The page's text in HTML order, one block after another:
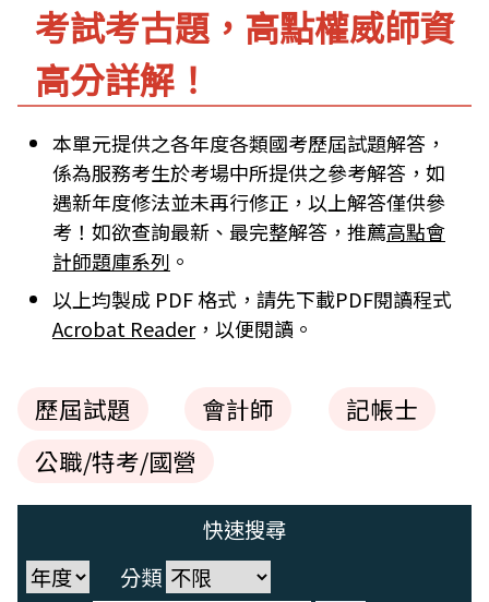
考試考古題，高點權威師資
高分詳解！
本單元提供之各年度各類國考歷屆試題解答，
係為服務考生於考場中所提供之參考解答，如
遇新年度修法並未再行修正，以上解答僅供參
考！如欲查詢最新、最完整解答，推薦高點會
計師題庫系列 。
以上均製成 PDF 格式，請先下載PDF閱讀程式
Acrobat Reader，以便閱讀。
歷屆試題 會計師
記帳士
公職/特考/國營
快速搜尋
分類